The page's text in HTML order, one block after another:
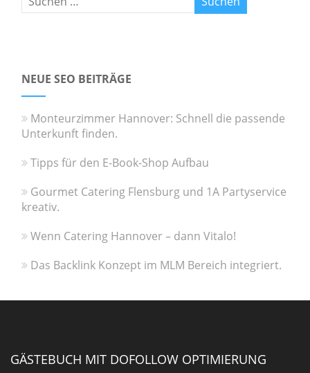
NEUE SEO BEITRÄGE
Monteurzimmer Hannover: Schnell die passende
Unterkunft finden.
Tipps für den E-Book-Shop Aufbau
Gourmet Catering Flensburg und 1A Partyservice
kreativ.
Wenn Catering Hannover – dann Vitalo!
Das Backlink Konzept im MLM Bereich integriert.
GÄSTEBUCH MIT DOFOLLOW OPTIMIERUNG